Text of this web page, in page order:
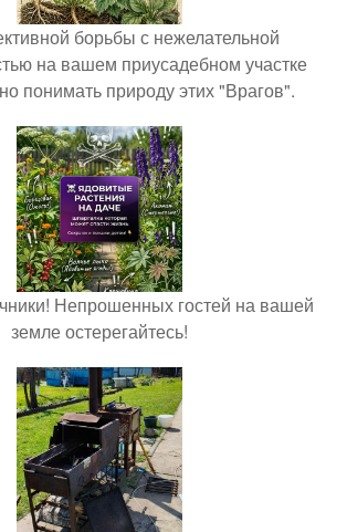
борьбы с нежелательной
на вашем приусадебном участке
понимать природу этих "Врагов".
Непрошенных гостей на вашей
земле остерегайтесь!